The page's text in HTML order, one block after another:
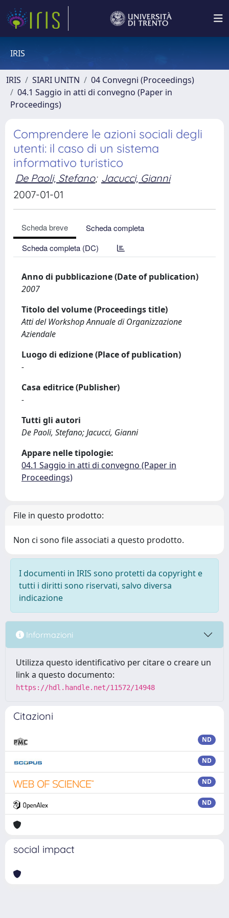
IRIS
IRIS SIARI UNITN
04 Convegni (Proceedings)
04.1 Saggio in atti di convegno (Paper in
Proceedings)
Comprendere le azioni sociali degli
utenti: il caso di un sistema
informativo turistico
De Paoli, Stefano; Jacucci, Gianni
2007-01-01
Scheda breve
Scheda completa
Scheda completa (DC)
Anno di pubblicazione (Date of publication)
2007
Titolo del volume (Proceedings title)
Atti del Workshop Annuale di Organizzazione
Aziendale
Luogo di edizione (Place of publication)
-
Casa editrice (Publisher)
-
Tutti gli autori
De Paoli, Stefano; Jacucci, Gianni
Appare nelle tipologie:
04.1 Saggio in atti di convegno (Paper in
Proceedings)
File in questo prodotto:
Non ci sono file associati a questo prodotto.
I documenti in IRIS sono protetti da copyright e
tutti i diritti sono riservati, salvo diversa
indicazione
Informazioni
Utilizza questo identificativo per citare o creare un
link a questo documento:
https://hdl.handle.net/11572/14948
Citazioni
ND
ND
ND
ND
social impact